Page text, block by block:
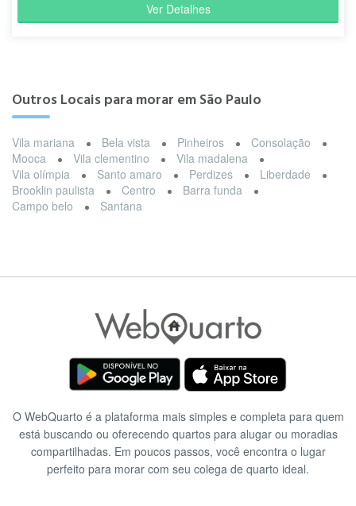
Ver Detalhes
Outros Locais para morar em São Paulo
Vila mariana Bela vista Pinheiros
Consolação
Mooca
Vila clementino
Vila madalena
Vila olímpia
Santo amaro Perdizes
Liberdade
Brooklin paulista
Centro
Barra funda
Campo belo
Santana
O WebQuarto é a plataforma mais simples e completa para quem
está buscando ou oferecendo quartos para alugar ou moradias
compartilhadas. Em poucos passos, você encontra o lugar
perfeito para morar com seu colega de quarto ideal.